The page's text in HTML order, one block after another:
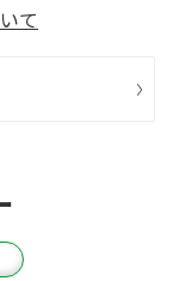
て